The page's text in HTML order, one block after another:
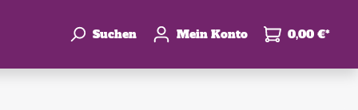
Suchen Mein Konto 0,00 €*